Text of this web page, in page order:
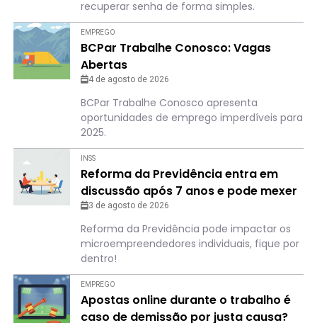
recuperar senha de forma simples.
EMPREGO
BCPar Trabalhe Conosco: Vagas
Abertas
4 de agosto de 2026
BCPar Trabalhe Conosco apresenta
oportunidades de emprego imperdíveis para
2025.
INSS
Reforma da Previdência entra em
discussão após 7 anos e pode mexer
com o bolso de quem é MEI
3 de agosto de 2026
Reforma da Previdência pode impactar os
microempreendedores individuais, fique por
dentro!
EMPREGO
Apostas online durante o trabalho é
caso de demissão por justa causa?